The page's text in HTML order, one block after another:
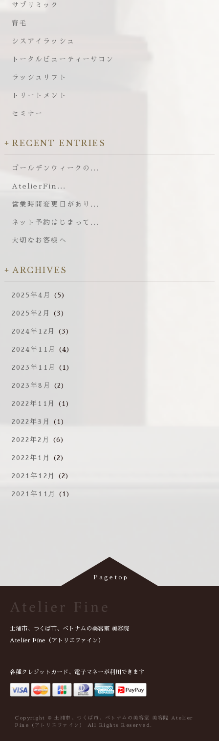
サブリミック
育毛
シスアイラッシュ
トータルビューティーサロン
ラッシュリフト
トリートメント
セミナー
RECENT ENTRIES
ゴールデンウィークの...
AtelierFin...
営業時間変更日があり...
ネット予約はじまって...
大切なお客様へ
ARCHIVES
2025年4月 (5)
2025年2月 (3)
2024年12月 (3)
2024年11月 (4)
2023年11月 (1)
2023年8月 (2)
2022年11月 (1)
2022年3月 (1)
2022年2月 (6)
2022年1月 (2)
2021年12月 (2)
2021年11月 (1)
土浦市、つくば市、ベトナムの美容室 美容院
Atelier Fine（アトリエファイン）
各種クレジットカード、電子マネーが利用できます
Copyright © 土浦市、つくば市、ベトナムの美容室 美容院 Atelier
Fine（アトリエファイン） All Rights Reserved.